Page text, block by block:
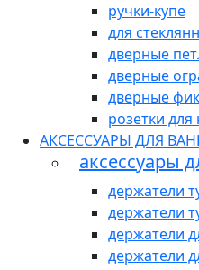
ручки-купе
для
дверные
дверные
дверные
розетки
АКСЕССУАРЫ ДЛЯ
аксессуары
держатели
держатели
держатели
держатели